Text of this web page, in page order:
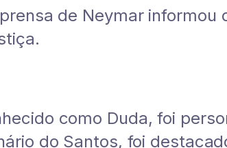
de Neymar
como Duda, foi
do Santos, foi